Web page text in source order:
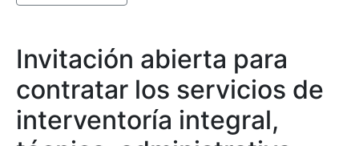
Invitación abierta para
contratar los servicios de
interventoría integral,